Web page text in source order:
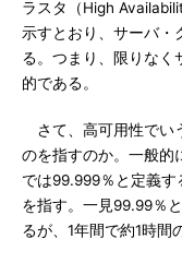
ラスタ（High
示すとおり、サーバ・
る。つまり、限りなく
的である。
さて、高可用性でい
のを指すのか。一般的
では99.999％と定義す
を指す。一見99.99％
るが、1年間で約1時間